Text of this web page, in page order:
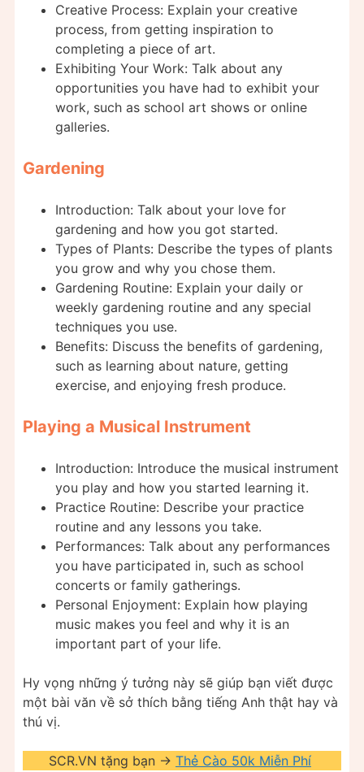
Creative Process: Explain your creative
process, from getting inspiration to
completing a piece of art.
Exhibiting Your Work: Talk about any
opportunities you have had to exhibit your
work, such as school art shows or online
galleries.
Gardening
Introduction: Talk about your love for
gardening and how you got started.
Types of Plants: Describe the types of plants
you grow and why you chose them.
Gardening Routine: Explain your daily or
weekly gardening routine and any special
techniques you use.
Benefits: Discuss the benefits of gardening,
such as learning about nature, getting
exercise, and enjoying fresh produce.
Playing a Musical Instrument
Introduction: Introduce the musical instrument
you play and how you started learning it.
Practice Routine: Describe your practice
routine and any lessons you take.
Performances: Talk about any performances
you have participated in, such as school
concerts or family gatherings.
Personal Enjoyment: Explain how playing
music makes you feel and why it is an
important part of your life.
Hy vọng những ý tưởng này sẽ giúp bạn viết được
một bài văn về sở thích bằng tiếng Anh thật hay và
thú vị.
SCR.VN tặng bạn -> Thẻ Cào 50k Miễn Phí